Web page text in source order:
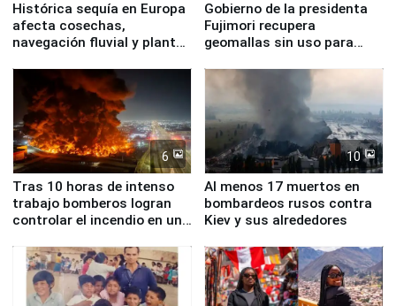
Histórica sequía en Europa
afecta cosechas,
navegación fluvial y plantas
Gobierno de la presidenta
Fujimori recupera
geomallas sin uso para
Fenómeno El Niño
6
Tras 10 horas de intenso
trabajo bomberos logran
controlar el incendio en una
de Chile
10
Al menos 17 muertos en
bombardeos rusos contra
Kiev y sus alrededores